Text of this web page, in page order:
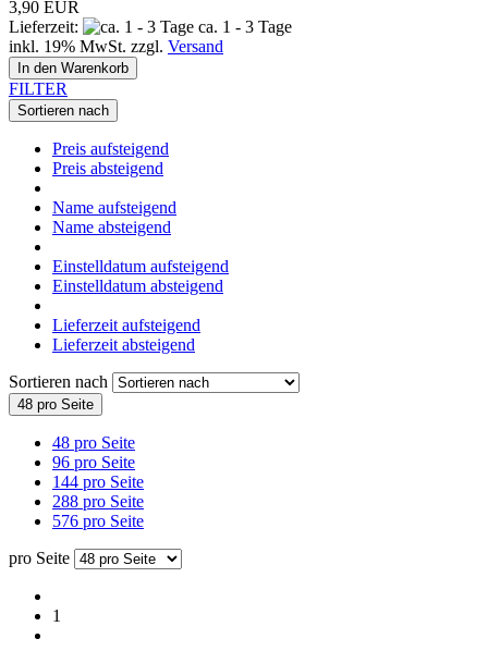
3,90 EUR
Lieferzeit:
ca. 1 - 3 Tage
inkl. 19% MwSt. zzgl. Versand
In den Warenkorb
FILTER
Sortieren nach
Preis aufsteigend
Preis absteigend
Name aufsteigend
Name absteigend
Einstelldatum aufsteigend
Einstelldatum absteigend
Lieferzeit aufsteigend
Lieferzeit absteigend
Sortieren nach
48 pro Seite
48 pro Seite
96 pro Seite
144 pro Seite
288 pro Seite
576 pro Seite
pro Seite
1